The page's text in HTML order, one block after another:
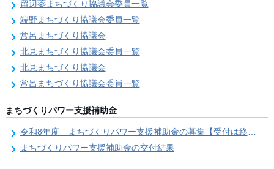
留辺蘂まちづくり協議会委員一覧
端野まちづくり協議会委員一覧
常呂まちづくり協議会
北見まちづくり協議会委員一覧
北見まちづくり協議会
常呂まちづくり協議会委員一覧
まちづくりパワー支援補助金
令和8年度 まちづくりパワー支援補助金の募集【受付は終了しました。】
まちづくりパワー支援補助金の交付結果